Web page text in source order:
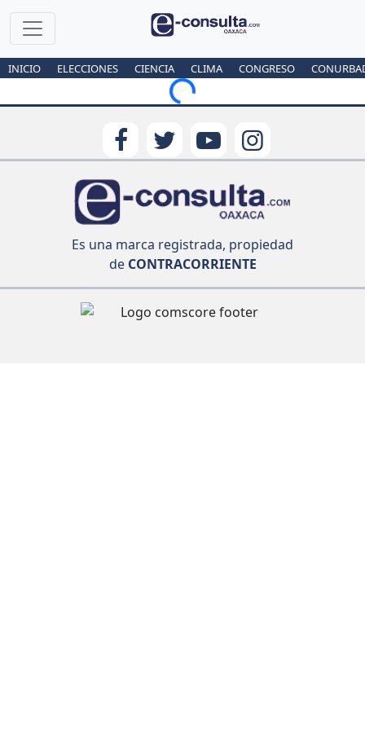
INICIO ELECCIONES CIENCIA CLIMA CONGRESO
Loading...
Es una marca registrada, propiedad
deCONTRACORRIENTE